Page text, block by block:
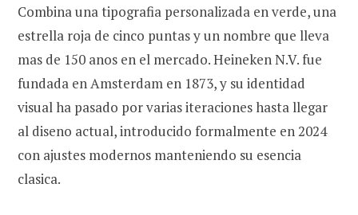
Combina una tipografia personalizada en verde, una
estrella roja de cinco puntas y un nombre que lleva
mas de 150 anos en el mercado. Heineken N.V. fue
fundada en Amsterdam en 1873, y su identidad
visual ha pasado por varias iteraciones hasta llegar
al diseno actual, introducido formalmente en 2024
con ajustes modernos manteniendo su esencia
clasica.